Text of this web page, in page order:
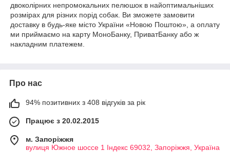
двоколірних непромокальних пелюшок в найоптимальніших
розмірах для різних порід собак. Ви зможете замовити
доставку в будь-яке місто України «Новою Поштою», а оплату
ми приймаємо на карту МоноБанку, ПриватБанку або ж
накладним платежем.
Про нас
94% позитивних з 408 відгуків за рік
Працює з 20.02.2015
м. Запоріжжя
вулиця Южное шоссе 1 Індекс 69032, Запоріжжя, Україна